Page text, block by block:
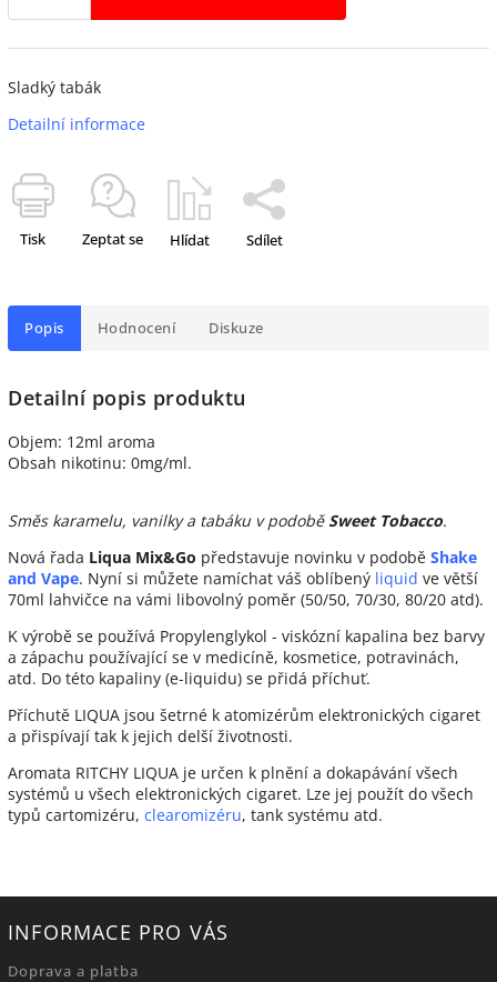
Sladký tabák
Detailní informace
Tisk Zeptat se Hlídat Sdílet
Popis Hodnocení Diskuze
Detailní popis produktu
Objem: 12ml aroma
Obsah nikotinu: 0mg/ml.
Směs karamelu, vanilky a tabáku v podobě Sweet Tobacco.
Nová řada Liqua Mix&Go představuje novinku v podobě Shake
and Vape. Nyní si můžete namíchat váš oblíbený liquid ve větší
70ml lahvičce na vámi libovolný poměr (50/50, 70/30, 80/20 atd).
K výrobě se používá Propylenglykol - viskózní kapalina bez barvy
a zápachu používající se v medicíně, kosmetice, potravinách,
atd. Do této kapaliny (e-liquidu) se přidá příchuť.
Příchutě LIQUA jsou šetrné k atomizérům elektronických cigaret
a přispívají tak k jejich delší životnosti.
Aromata RITCHY LIQUA je určen k plnění a dokapávání všech
systémů u všech elektronických cigaret. Lze jej použít do všech
typů cartomizéru, clearomizéru, tank systému atd.
INFORMACE PRO VÁS
Doprava a platba